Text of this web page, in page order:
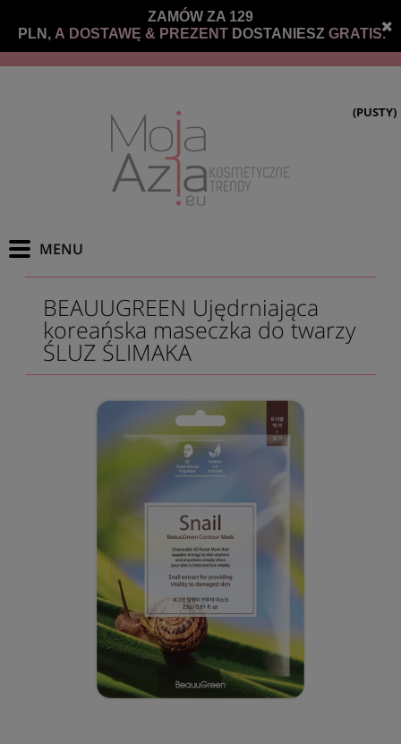
ZAMÓW ZA 129
PLN, A DOSTAWĘ & PREZENT DOSTANIESZ GRATIS.
(PUSTY)
BEAUUGREEN Ujędrniająca
koreańska maseczka do twarzy
ŚLUZ ŚLIMAKA